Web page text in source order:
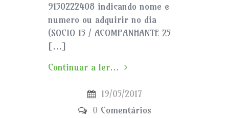
9150222408 indicando nome e
numero ou adquirir no dia
(SOCIO 15 / ACOMPANHANTE 25
[…]
Continuar a ler...
19/05/2017
0 Comentários